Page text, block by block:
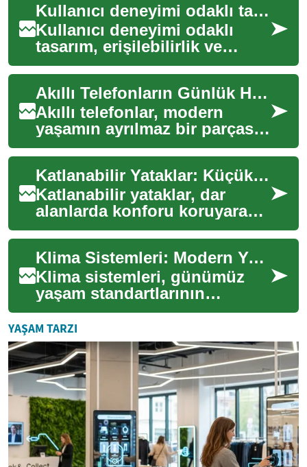
Kullanıcı deneyimi odaklı tasarım: erişilebilirlik ile konforu dengelemek
Kullanıcı deneyimi odaklı
tasarım, erişilebilirlik ve
konforu dengelerken yaşam
kalitesini artırmayı hedefler.
Bu mak...
Akıllı Telefonların Günlük Hayatımıza Etkisi
Akıllı telefonlar, modern
yaşamın ayrılmaz bir parçası
haline gelmiştir. Bu taşınabilir
cihazlar, sadece iletişim kur...
Katlanabilir Yataklar: Küçük Mekanlarda Pratik ve Çok Yönlü Çözümler
Katlanabilir yataklar, dar
alanlarda konforu koruyarak
yaşam alanını verimli
kullanmak isteyenler için sık
tercih edi...
Klima Sistemleri: Modern Yaşamın Vazgeçilmez Konforu
Klima sistemleri, günümüz
yaşam standartlarının
vazgeçilmez bir parçası haline
gelmiştir. İç mekan sıcaklığını
kontro...
YAŞAM TARZI